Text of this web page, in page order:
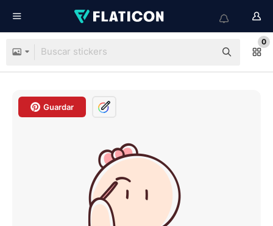
0
Guardar